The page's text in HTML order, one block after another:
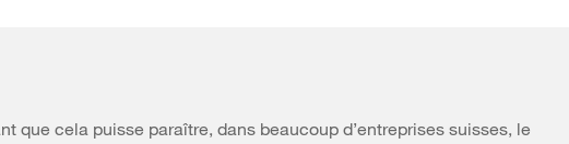
que cela puisse paraître, dans beaucoup d’entreprises suisses, le